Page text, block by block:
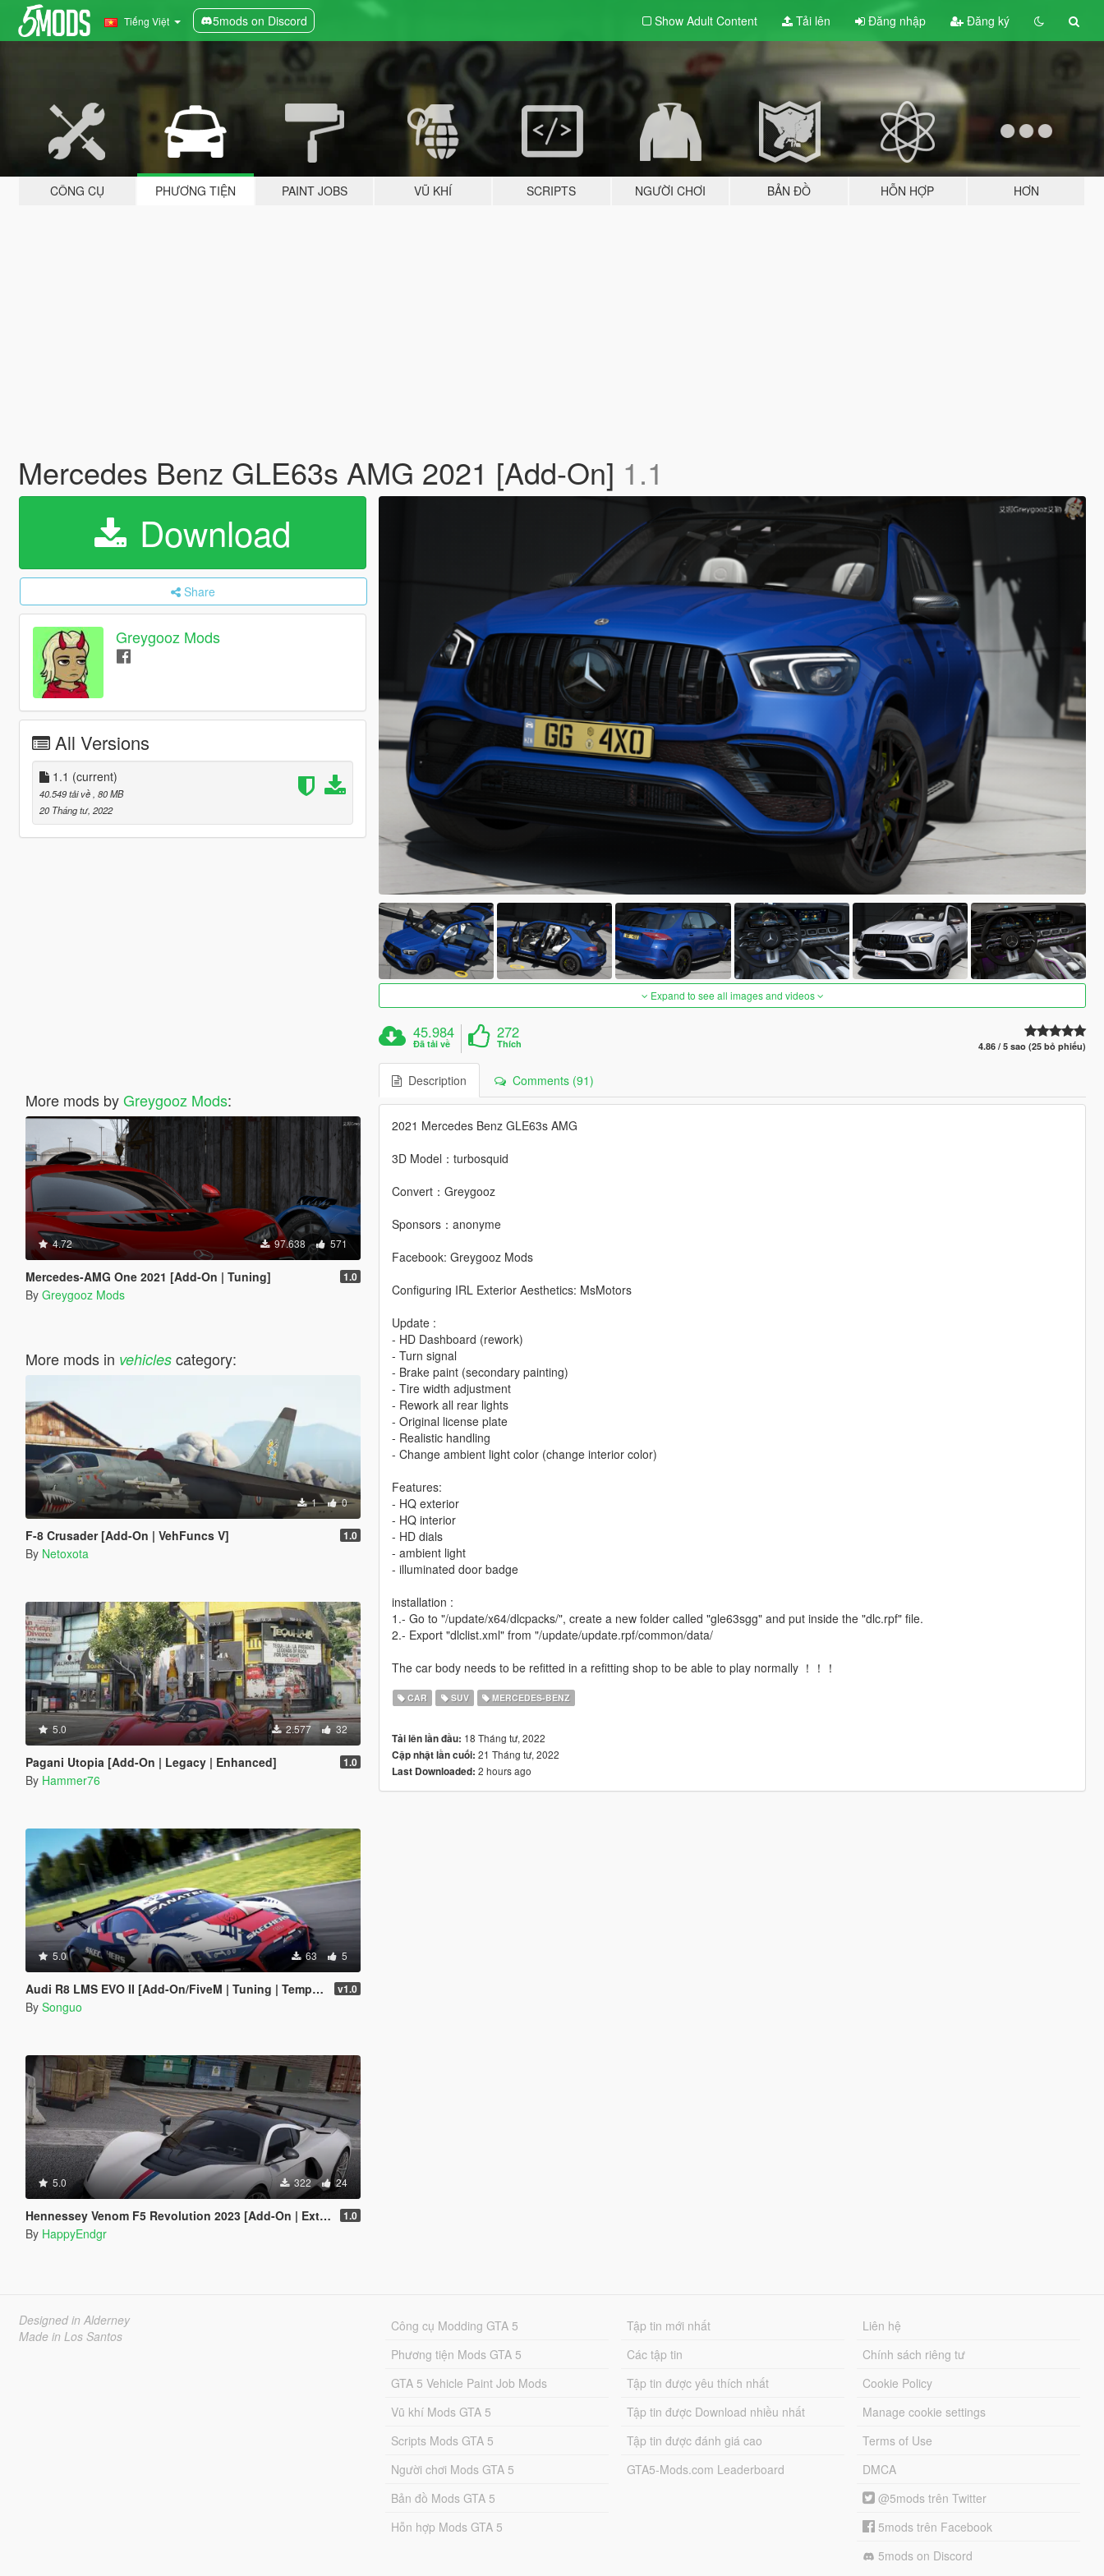
Tiếng Việt 5mods on Discord Show Adult Content Tải lên Đăng nhập Đăng ký
CÔNG CỤ PHƯƠNG TIỆN PAINT JOBS VŨ KHÍ SCRIPTS NGƯỜI CHƠI BẢN ĐỒ HỖN HỢP HƠN
Mercedes Benz GLE63s AMG 2021 [Add-On] 1.1
Download
Share
Greygooz Mods
All Versions
1.1 (current)
40.549 tải về , 80 MB
20 Tháng tư, 2022
More mods byGreygooz Mods:
4.72 97.638 571
Mercedes-AMG One 2021 [Add-On | Tuning] 1.0
By Greygooz Mods
More mods in vehiclescategory:
1 0
F-8 Crusader [Add-On | VehFuncs V] 1.0
By Netoxota
5.0 2.577 32
Pagani Utopia [Add-On | Legacy | Enhanced] 1.0
By Hammer76
5.0 63 5
Audi R8 LMS EVO II [Add-On/FiveM | Tuning | Template] v1.0
By Songuo
5.0 322 24
Hennessey Venom F5 Revolution 2023 [Add-On | Extras] 1.0
By HappyEndgr
Expand to see all images and videos
45.984
Đã tải về
272
Thích 4.86 / 5 sao (25 bỏ phiếu)
Description Comments (91)
2021 Mercedes Benz GLE63s AMG
3D Model：turbosquid
Convert：Greygooz
Sponsors：anonyme
Facebook: Greygooz Mods
Configuring IRL Exterior Aesthetics: MsMotors
Update :
- HD Dashboard (rework)
- Turn signal
- Brake paint (secondary painting)
- Tire width adjustment
- Rework all rear lights
- Original license plate
- Realistic handling
- Change ambient light color (change interior color)
Features:
- HQ exterior
- HQ interior
- HD dials
- ambient light
- illuminated door badge
installation :
1.- Go to "/update/x64/dlcpacks/", create a new folder called "gle63sgg" and put inside the "dlc.rpf" file.
2.- Export "dlclist.xml" from "/update/update.rpf/common/data/
The car body needs to be refitted in a refitting shop to be able to play normally ！！！
CAR SUV MERCEDES-BENZ
Tải lên lần đầu: 18 Tháng tư, 2022
Cập nhật lần cuối: 21 Tháng tư, 2022
Last Downloaded: 2 hours ago
Designed in Alderney
Made in Los Santos
Công cụ Modding GTA 5
Phương tiện Mods GTA 5
GTA 5 Vehicle Paint Job Mods
Vũ khí Mods GTA 5
Scripts Mods GTA 5
Người chơi Mods GTA 5
Bản đồ Mods GTA 5
Hỗn hợp Mods GTA 5
Tập tin mới nhất
Các tập tin
Tập tin được yêu thích nhất
Tập tin được Download nhiều nhất
Tập tin được đánh giá cao
GTA5-Mods.com Leaderboard
Liên hệ
Chính sách riêng tư
Cookie Policy
Manage cookie settings
Terms of Use
DMCA
@5mods trên Twitter
5mods trên Facebook
5mods on Discord